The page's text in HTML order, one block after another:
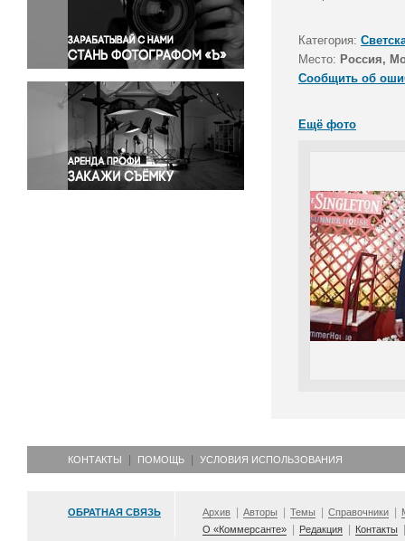
Правосудие
Происшествия и конфликты
Религия
Светская жизнь
Спорт
Экология
Экономика и бизнес
Категория:
Место: Россия,
Сообщить об
Ещё фото
КОНТАКТЫ ПОМОЩЬ УСЛОВИЯ ИСПОЛЬЗОВАНИЯ
ОБРАТНАЯ СВЯЗЬ Архив Авторы Темы Справочники
О «Коммерсанте»
Редакция Контакты